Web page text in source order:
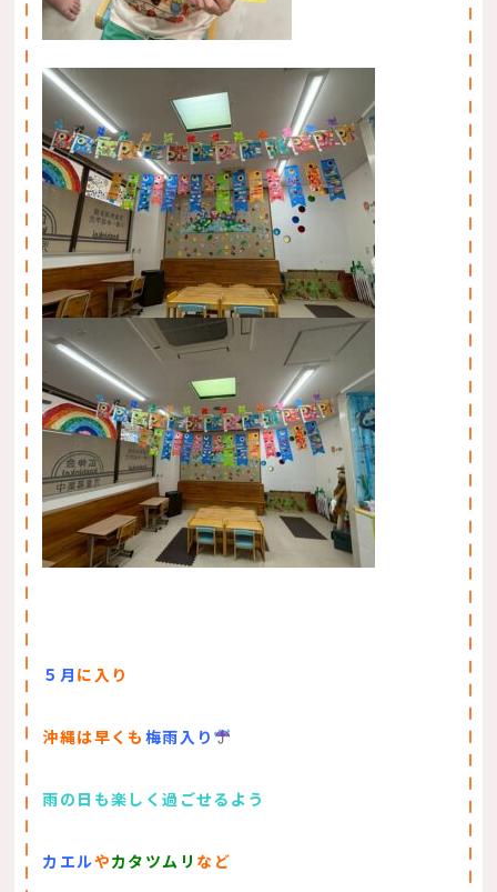
５月 に入り
沖縄は早くも 梅雨入り
雨の日も楽しく過ごせるよう
カエルやカ タ ツムリ な ど